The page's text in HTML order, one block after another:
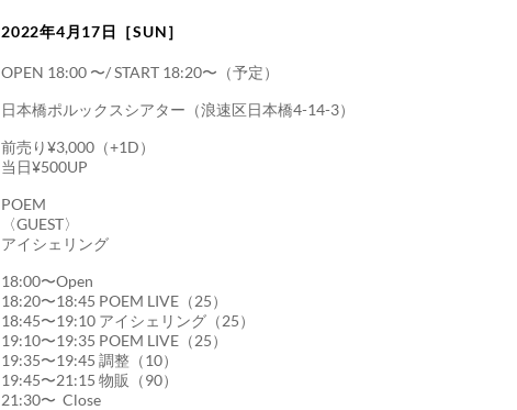
2022年4月17日［SUN］
OPEN 18:00 〜/ START 18:20〜（予定）
日本橋ポルックスシアター（浪速区日本橋4-14-3）
前売り¥3,000（+1D）
当日¥500UP
POEM
〈GUEST〉
アイシェリング
18:00〜Open
18:20〜18:45 POEM LIVE（25）
18:45〜19:10 アイシェリング（25）
19:10〜19:35 POEM LIVE（25）
19:35〜19:45 調整（10）
19:45〜21:15 物販（90）
21:30〜 Close